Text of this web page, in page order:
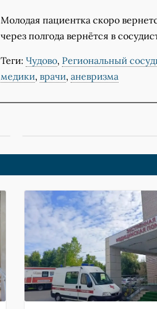
Молодая пациентка скоро
через полгода вернётся в
Теги: Чудово, Региональный
медики, врачи, аневризма